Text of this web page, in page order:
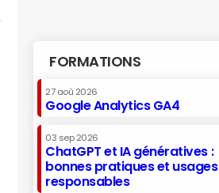
FORMATIONS
27 aoû 2026
Google Analytics GA4
03 sep 2026
ChatGPT et IA génératives :
bonnes pratiques et usages
responsables